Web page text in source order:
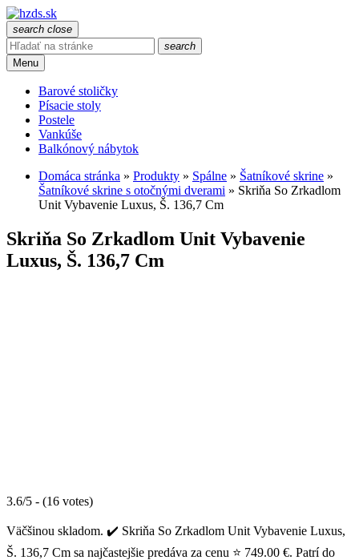
search close
search
Menu
Barové stoličky
Písacie stoly
Postele
Vankúše
Balkónový nábytok
Domáca stránka » Produkty » Spálne » Šatníkové skrine »
Šatníkové skrine s otočnými dverami » Skriňa So Zrkadlom
Unit Vybavenie Luxus, Š. 136,7 Cm
Skriňa So Zrkadlom Unit Vybavenie
Luxus, Š. 136,7 Cm
3.6/5 - (16 votes)
Väčšinou skladom. ✔️ Skriňa So Zrkadlom Unit Vybavenie Luxus,
Š. 136,7 Cm sa najčastejšie predáva za cenu ⭐ 749.00 €. Patrí do